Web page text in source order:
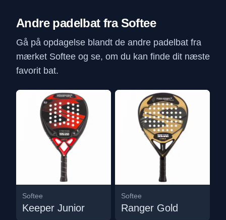
Andre padelbat fra Softee
Gå på opdagelse blandt de andre padelbat fra
mærket Softee og se, om du kan finde dit næste
favorit bat.
Softee
Keeper Junior
Softee
Ranger Gold